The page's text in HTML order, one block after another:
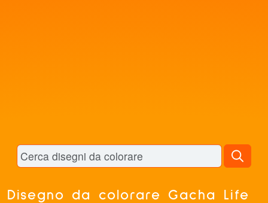
Disegno da colorare Gacha Life